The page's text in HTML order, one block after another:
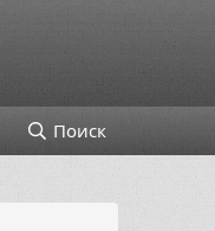
Поиск